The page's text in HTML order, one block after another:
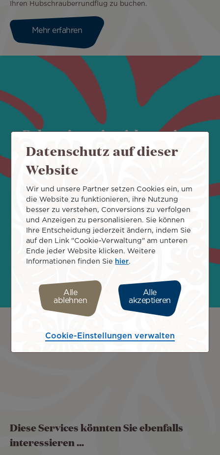
Ihren Hubschrauberrundflug zu buchen.
Mehr erfahren
Polynesien zeigt sich aus einer
neuen Perspektive, und das
Unermesslichkeit. Der Himmel
gehört Ihnen!
Diese Services könnten Sie ebenfalls
interessieren ...
Datenschutz auf dieser
Website
Wir und unsere Partner setzen Cookies ein, um
die Website zu funktionieren, ihre Nutzung
besser zu verstehen, Conversions zu verfolgen
und Anzeigen zu personalisieren. Sie können
Ihre Entscheidung jederzeit ändern, indem Sie
auf den Link "Cookie-Verwaltung" am unteren
Ende jeder Website klicken. Weitere
Informationen finden Sie hier.
Alle
ablehnen
Alle
akzeptieren
Cookie-Einstellungen verwalten